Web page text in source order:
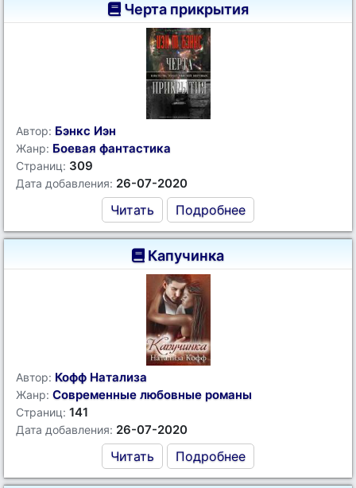
Черта прикрытия
Автор: Бэнкс Иэн
Жанр: Боевая фантастика
Страниц: 309
Дата добавления: 26-07-2020
Читать Подробнее
Капучинка
Автор: Кофф Натализа
Жанр: Современные любовные романы
Страниц: 141
Дата добавления: 26-07-2020
Читать Подробнее